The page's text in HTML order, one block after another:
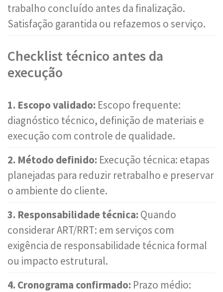
trabalho concluído antes da finalização.
Satisfação garantida ou refazemos o serviço.
Checklist técnico antes da
execução
1. Escopo validado: Escopo frequente:
diagnóstico técnico, definição de materiais e
execução com controle de qualidade.
2. Método definido: Execução técnica: etapas
planejadas para reduzir retrabalho e preservar
o ambiente do cliente.
3. Responsabilidade técnica: Quando
considerar ART/RRT: em serviços com
exigência de responsabilidade técnica formal
ou impacto estrutural.
4. Cronograma confirmado: Prazo médio: